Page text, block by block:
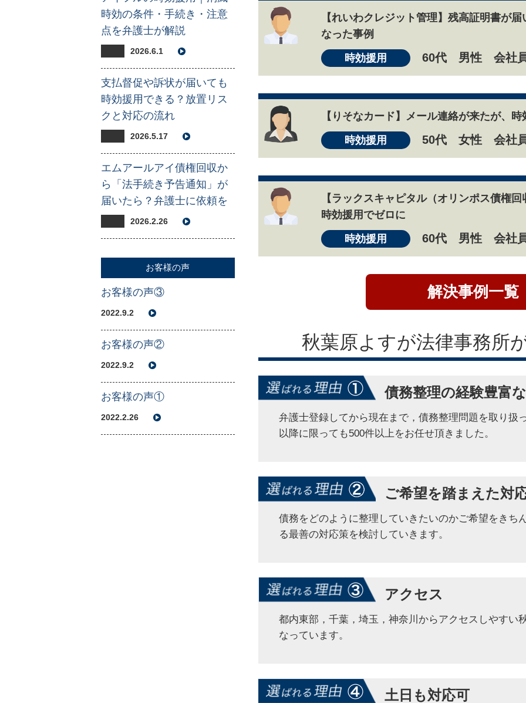
【れいわクレジット管理】残高証明書が
なった事例
時効援用 60代 男性 会社
【りそなカード】メール連絡が来たが、
時効援用 50代 女性 会社
【ラックスキャピタル（オリンポス債権
時効援用でゼロに
時効援用 60代 男性 会社
解決事例一覧
秋葉原よすが法律事務所
債務整理の経験豊富
弁護士登録してから現在まで，債務整理問題を取り扱
以降に限っても500件以上をお任せ頂きました。
ご希望を踏まえた対
債務をどのように整理していきたいのかご希望をきち
る最善の対応策を検討していきます。
アクセス
都内東部，千葉，埼玉，神奈川からアクセスしやすい
なっています。
土日も対応可
時効の条件・手続き・注意
点を弁護士が解説
2026.6.1
支払督促や訴状が届いても
時効援用できる？放置リス
クと対応の流れ
2026.5.17
エムアールアイ債権回収か
ら「法手続き予告通知」が
届いたら？弁護士に依頼を
2026.2.26
お客様の声
お客様の声③
2022.9.2
お客様の声②
2022.9.2
お客様の声①
2022.2.26